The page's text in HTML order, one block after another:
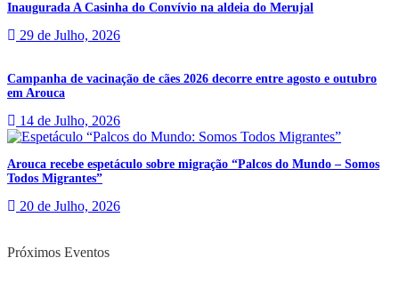
Inaugurada A Casinha do Convívio na aldeia do Merujal
29 de Julho, 2026
Campanha de vacinação de cães 2026 decorre entre agosto e outubro
em Arouca
14 de Julho, 2026
Arouca recebe espetáculo sobre migração “Palcos do Mundo – Somos
Todos Migrantes”
20 de Julho, 2026
Próximos Eventos